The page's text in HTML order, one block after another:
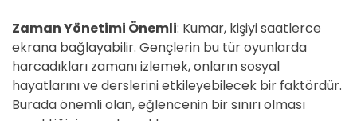
Zaman Yönetimi Önemli: Kumar, kişiyi saatlerce
ekrana bağlayabilir. Gençlerin bu tür oyunlarda
harcadıkları zamanı izlemek, onların sosyal
hayatlarını ve derslerini etkileyebilecek bir faktördür.
Burada önemli olan, eğlencenin bir sınırı olması